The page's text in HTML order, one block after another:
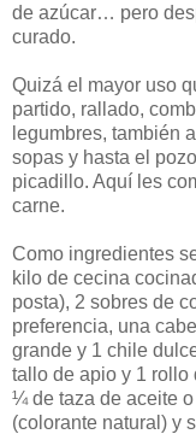
de azúcar… pero
curado.
Quizá el mayor uso
partido, rallado,
legumbres, también
sopas y hasta el
picadillo. Aquí les
carne.
Como ingredientes
kilo de cecina
posta), 2 sobres de
preferencia, una
grande y 1 chile
tallo de apio y 1 rollo
¼ de taza de aceite
(colorante natural) y